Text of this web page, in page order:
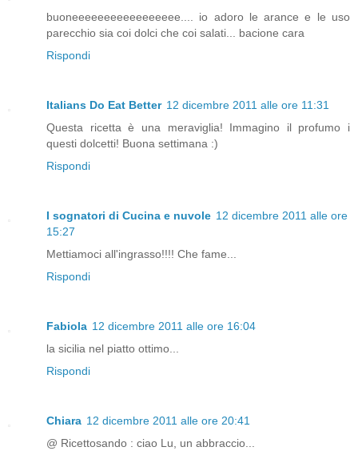
buoneeeeeeeeeeeeeeeee.... io adoro le arance e le uso
parecchio sia coi dolci che coi salati... bacione cara
Rispondi
Italians Do Eat Better 12 dicembre 2011 alle ore 11:31
Questa ricetta è una meraviglia! Immagino il profumo i
questi dolcetti! Buona settimana :)
Rispondi
I sognatori di Cucina e nuvole 12 dicembre 2011 alle ore
15:27
Mettiamoci all'ingrasso!!!! Che fame...
Rispondi
Fabiola 12 dicembre 2011 alle ore 16:04
la sicilia nel piatto ottimo...
Rispondi
Chiara 12 dicembre 2011 alle ore 20:41
@ Ricettosando : ciao Lu, un abbraccio...